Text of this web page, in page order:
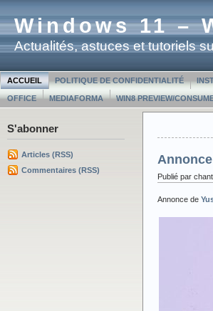
Windows 11 –
Actualités, astuces et tutoriels
ACCUEIL POLITIQUE DE CONFIDENTIALITÉ
OFFICE MEDIAFORMA WIN8 PREVIEW/
S'abonner
Articles (RSS)
Commentaires (RSS)
Publié par
Annonce de